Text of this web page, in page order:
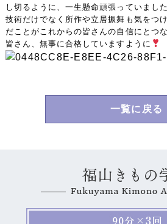
し切るように、一生懸命頑張っていました
技術だけでなく所作や立居振舞も気をつ
だことがこれからの皆さんの自信にとつな
皆さん、無事に合格していますように
一覧に戻る